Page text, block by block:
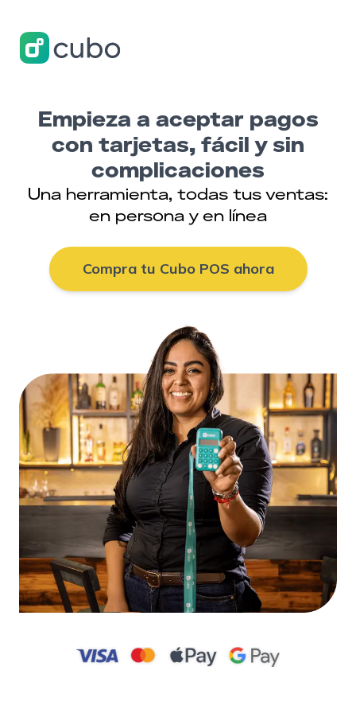
Empieza a aceptar pagos
con tarjetas, fácil y sin
complicaciones
Una herramienta, todas tus ventas:
en persona y en línea
Compra tu Cubo POS ahora